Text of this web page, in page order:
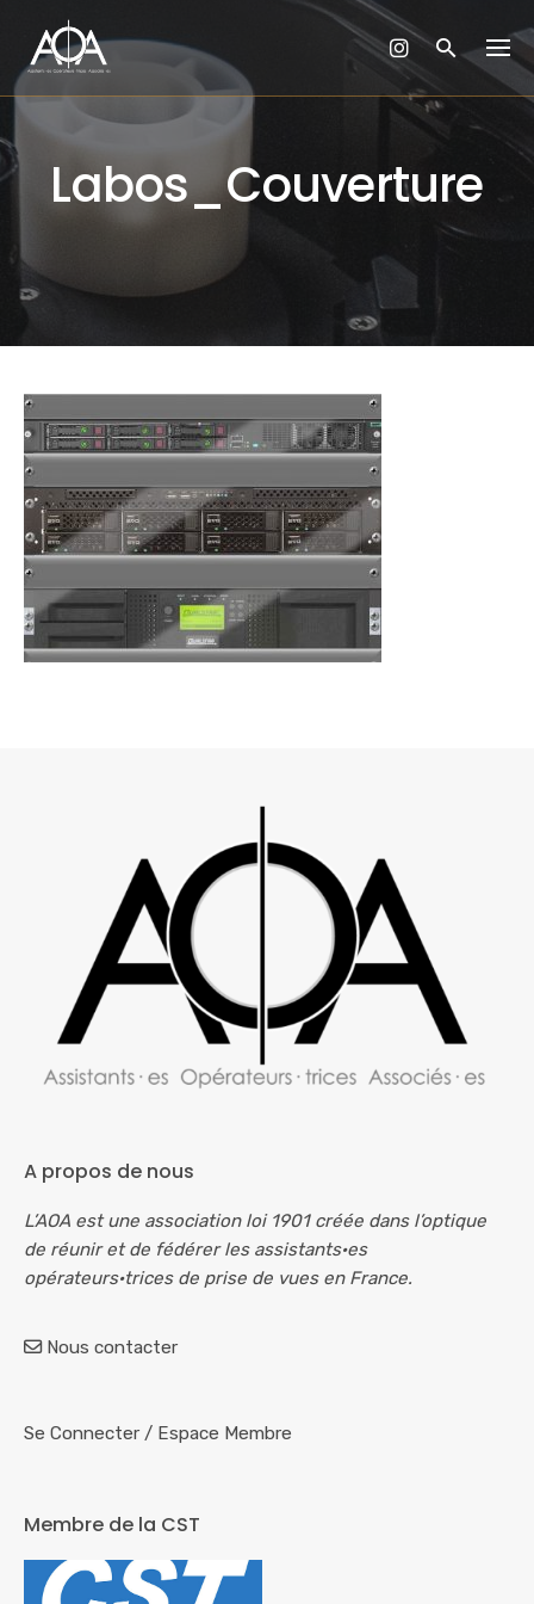
content
Labos_Couverture
A propos de nous
L’AOA est une association loi 1901 créée dans l’optique
de réunir et de fédérer les assistants·es
opérateurs·trices de prise de vues en France.
Nous contacter
Se Connecter / Espace Membre
Membre de la CST